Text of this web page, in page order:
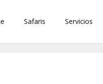
Safaris Servicios